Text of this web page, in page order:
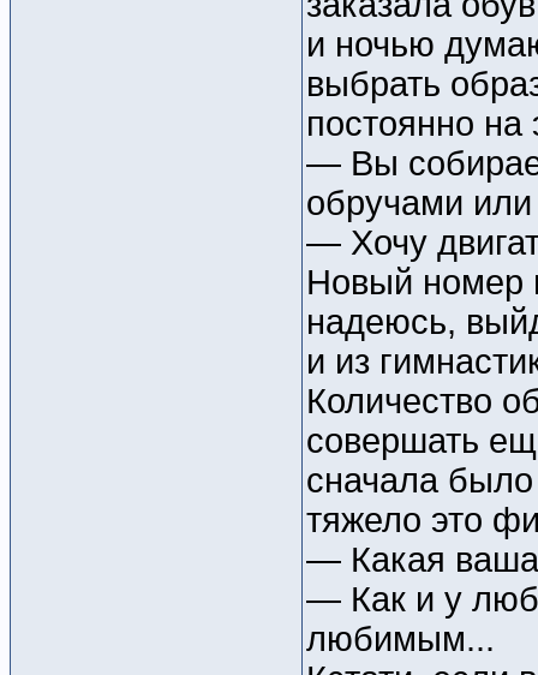
и ночью
выбрать
постоянно
— Вы
обручами
— Хочу
Новый номер
надеюсь,
и из
Количество
совершать
сначала
тяжело это
— Какая ваша
— Как и у
любимым...